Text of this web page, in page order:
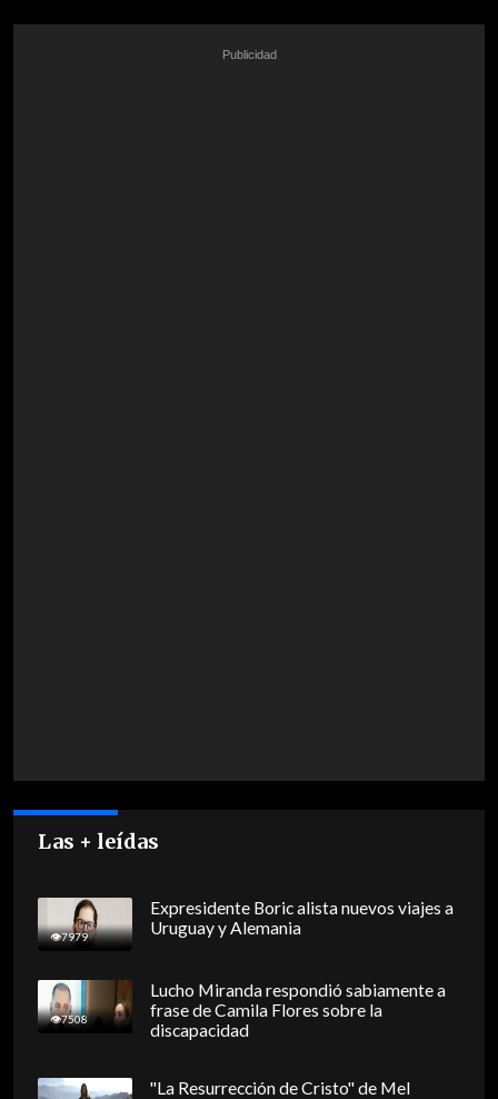
Las + leídas
7979
Expresidente Boric alista nuevos viajes a
Uruguay y Alemania
7508
Lucho Miranda respondió sabiamente a
frase de Camila Flores sobre la
discapacidad
"La Resurrección de Cristo" de Mel